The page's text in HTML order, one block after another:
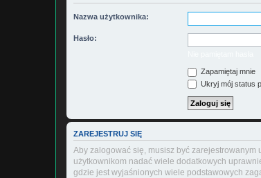
Nazwa użytkownika:
Hasło:
Zapamiętaj mnie
Ukryj mój status
ZAREJESTRUJ SIĘ
Aby zalogować się, musisz być
użytkownikom nadać wiele dodatkowych
gdzie jest wyjaśnionych wiele podstawowych